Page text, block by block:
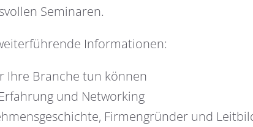
Seminaren.
Informationen:
Ihre Branche tun können
und Networking
Firmengründer und